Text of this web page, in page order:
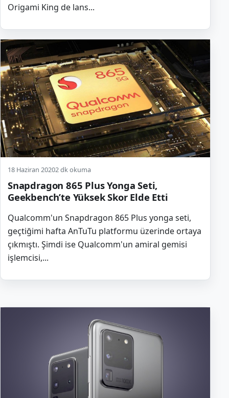
Origami King de lans...
18 Haziran 20202 dk okuma
Snapdragon 865 Plus Yonga Seti,
Geekbench’te Yüksek Skor Elde Etti
Qualcomm'un Snapdragon 865 Plus yonga seti,
geçtiğimi hafta AnTuTu platformu üzerinde ortaya
çıkmıştı. Şimdi ise Qualcomm'un amiral gemisi
işlemcisi,...